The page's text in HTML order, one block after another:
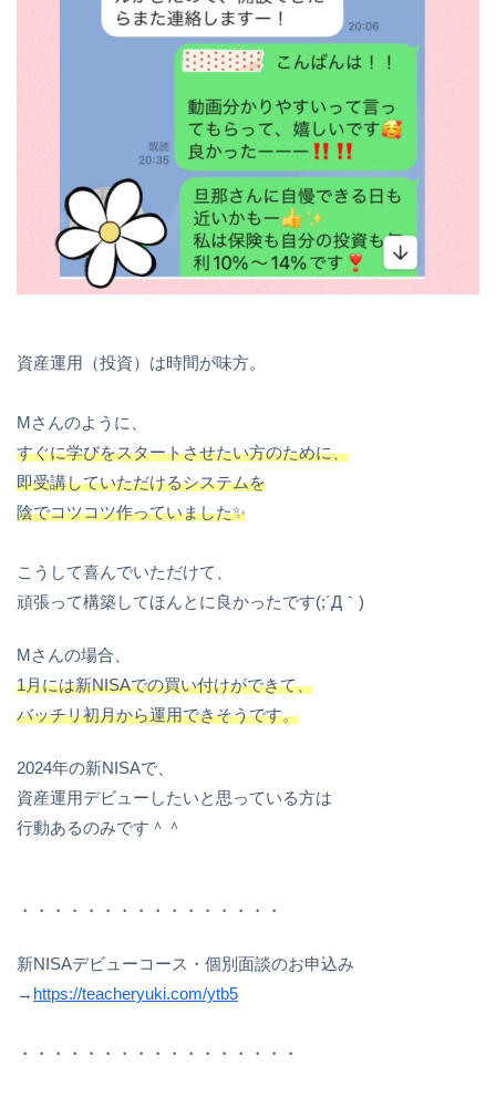
資産運用（投資）は時間が味方。
Mさんのように、
すぐに学びをスタートさせたい方のために、
即受講していただけるシステムを
陰でコツコツ作っていました✨
こうして喜んでいただけて、
頑張って構築してほんとに良かったです(;´Д｀)
Mさんの場合、
1月には新NISAでの買い付けができて、
バッチリ初月から運用できそうです。
2024年の新NISAで、
資産運用デビューしたいと思っている方は
行動あるのみです＾＾
・・・・・・・・・・・・・・・・
新NISAデビューコース・個別面談のお申込み
→ https://teacheryuki.com/ytb5
・・・・・・・・・・・・・・・・・